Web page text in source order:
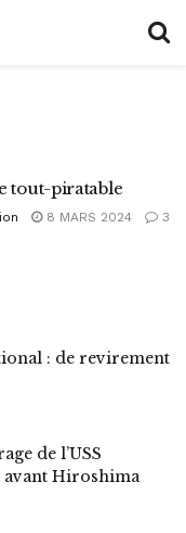
tout-piratable
8 MARS 2024 3
: de revirement
de l’USS
Hiroshima